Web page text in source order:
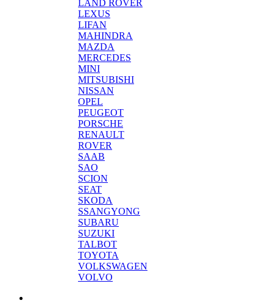
LAND ROVER
LEXUS
LIFAN
MAHINDRA
MAZDA
MERCEDES
MINI
MITSUBISHI
NISSAN
OPEL
PEUGEOT
PORSCHE
RENAULT
ROVER
SAAB
SAO
SCION
SEAT
SKODA
SSANGYONG
SUBARU
SUZUKI
TALBOT
TOYOTA
VOLKSWAGEN
VOLVO